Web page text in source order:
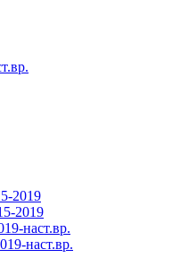
2019
2019
наст.вр.
наст.вр.